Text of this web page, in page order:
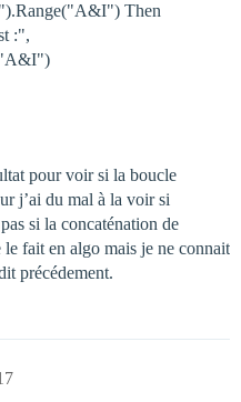
Then
:",
pour voir si la boucle
j’ai du mal à la voir si
si la concaténation de
fait en algo mais je ne connait
précédement.